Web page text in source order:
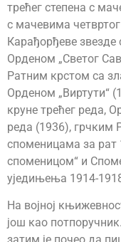
трећег степена с
с мачевима
Карађорђеве
Орденом „Светог
Ратним крстом са
Орденом „Виртути“
круне трећег реда,
реда (1936), грчким
споменицама за рат
споменицом“ и
уједињења 1914-
На војној
још као